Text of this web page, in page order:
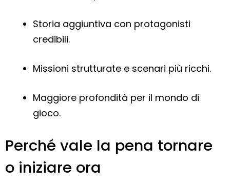
Storia aggiuntiva con protagonisti
credibili.
Missioni strutturate e scenari più ricchi.
Maggiore profondità per il mondo di
gioco.
Perché vale la pena tornare
o iniziare ora